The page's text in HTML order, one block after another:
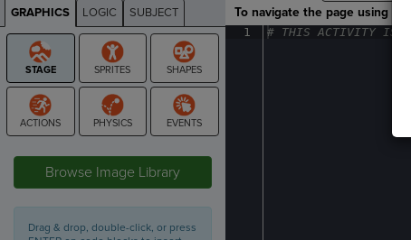
To navigate the page using
1 #· THIS ·ACTIVITY· IS
GRAPHICS LOGIC SUBJECT
GRAPHICS
Browse Image Library
Drag & drop, double-click, or press